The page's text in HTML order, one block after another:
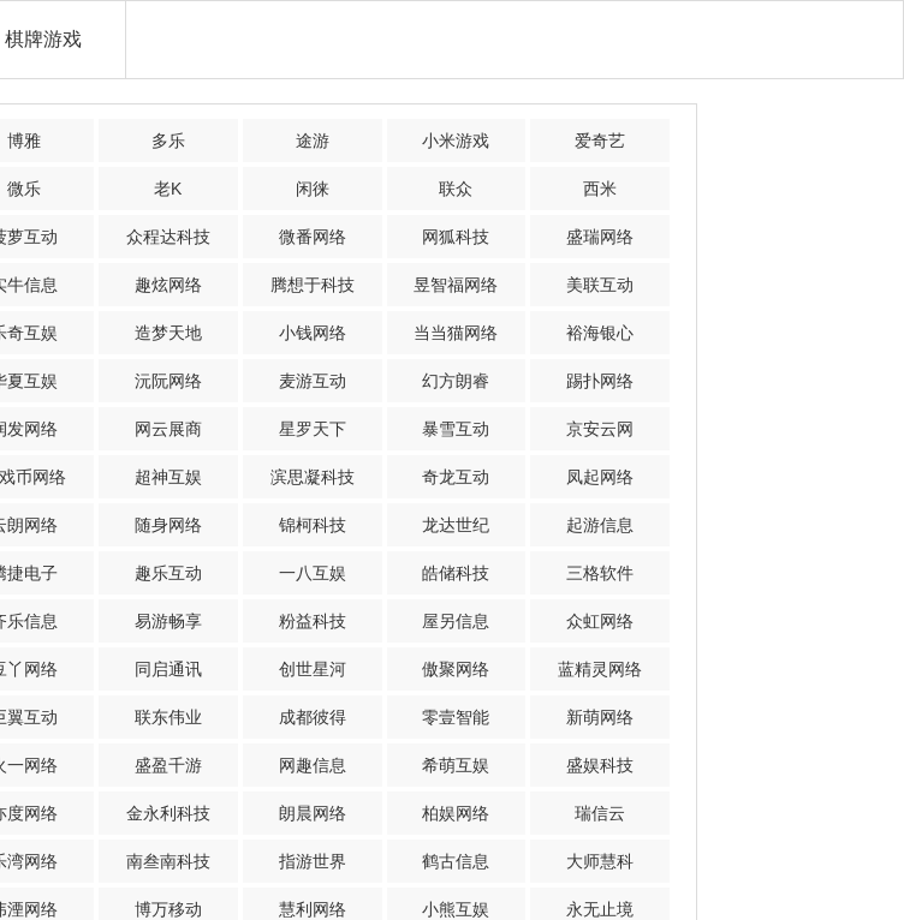
棋牌游戏
博雅 多乐 途游 小米游戏 爱奇艺
微乐 老K 闲徕 联众 西米
萝互动 众程达科技 微番网络 网狐科技 盛瑞网络
牛信息 趣炫网络 腾想于科技 昱智福网络 美联互动
奇互娱 造梦天地 小钱网络 当当猫网络 裕海银心
夏互娱 沅阮网络 麦游互动 幻方朗睿 踢扑网络
发网络 网云展商 星罗天下 暴雪互动 京安云网
币网络 超神互娱 滨思凝科技 奇龙互动 凤起网络
朗网络 随身网络 锦柯科技 龙达世纪 起游信息
捷电子 趣乐互动 一八互娱 皓储科技 三格软件
乐信息 易游畅享 粉益科技 屋另信息 众虹网络
丫网络 同启通讯 创世星河 傲聚网络 蓝精灵网络
翼互动 联东伟业 成都彼得 零壹智能 新萌网络
一网络 盛盈千游 网趣信息 希萌互娱 盛娱科技
度网络 金永利科技 朗晨网络 柏娱网络 瑞信云
湾网络 南叁南科技 指游世界 鹤古信息 大师慧科
湮网络 博万移动 慧利网络 小熊互娱 永无止境